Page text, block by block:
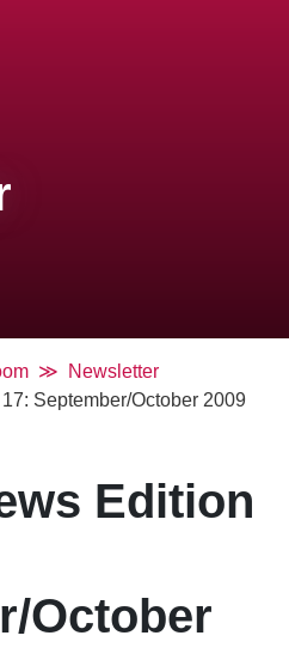
Newsletter
September/October 2009
Edition
October